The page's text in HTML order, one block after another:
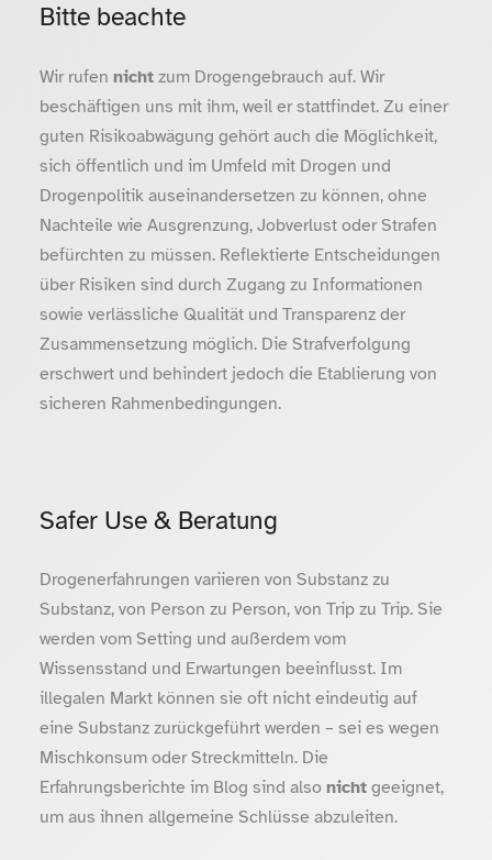
Bitte beachte
Wir rufen nichtzum Drogengebrauch auf. Wir
beschäftigen uns mit ihm, weil er stattfindet. Zu einer
guten Risikoabwägung gehört auch die Möglichkeit,
sich öffentlich und im Umfeld mit Drogen und
Drogenpolitik auseinandersetzen zu können, ohne
Nachteile wie Ausgrenzung, Jobverlust oder Strafen
befürchten zu müssen. Reflektierte Entscheidungen
über Risiken sind durch Zugang zu Informationen
sowie verlässliche Qualität und Transparenz der
Zusammensetzung möglich. Die Strafverfolgung
erschwert und behindert jedoch die Etablierung von
sicheren Rahmenbedingungen.
Safer Use & Beratung
Drogenerfahrungen variieren von Substanz zu
Substanz, von Person zu Person, von Trip zu Trip. Sie
werden vom Setting und außerdem vom
Wissensstand und Erwartungen beeinflusst. Im
illegalen Markt können sie oft nicht eindeutig auf
eine Substanz zurückgeführt werden – sei es wegen
Mischkonsum oder Streckmitteln. Die
Erfahrungsberichte im Blog sind also nichtgeeignet,
um aus ihnen allgemeine Schlüsse abzuleiten.